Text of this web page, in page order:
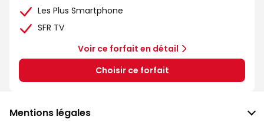
Les Plus Smartphone
SFR TV
Voir ce forfait en détail
Choisir ce forfait
Mentions légales